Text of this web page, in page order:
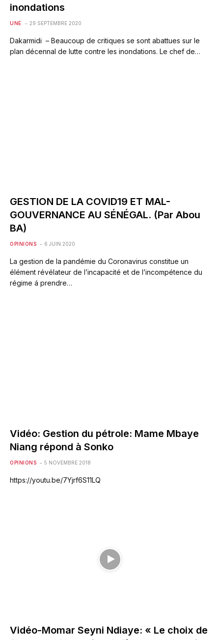
inondations
UNE 29 SEPTEMBRE 2020
Dakarmidi – Beaucoup de critiques se sont abattues sur le
plan décennal de lutte contre les inondations. Le chef de…
GESTION DE LA COVID19 ET MAL-
GOUVERNANCE AU SÉNÉGAL. (Par Abou
BA)
OPINIONS 6 JUIN 2020
La gestion de la pandémie du Coronavirus constitue un
élément révélateur de l’incapacité et de l’incompétence du
régime á prendre…
Vidéo: Gestion du pétrole: Mame Mbaye
Niang répond à Sonko
OPINIONS 5 NOVEMBRE 2018
https://youtu.be/7Yjrf6S11LQ
Vidéo-Momar Seyni Ndiaye: « Le choix de